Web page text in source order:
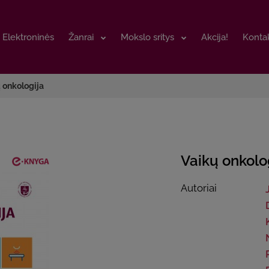
Elektroninės Žanrai Mokslo sritys Akcija!
Elektroninės Žanrai Mokslo sritys Akcija!
onkologija
Vaikų
Autoriai